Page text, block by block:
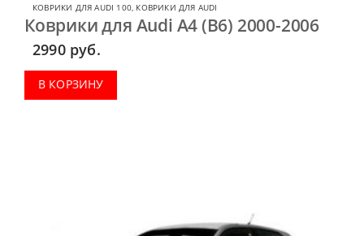
КОВРИКИ ДЛЯ AUDI 100, КОВРИКИ ДЛЯ AUDI
Коврики для Audi A4 (B6) 2000-2006
2990 руб.
В КОРЗИНУ